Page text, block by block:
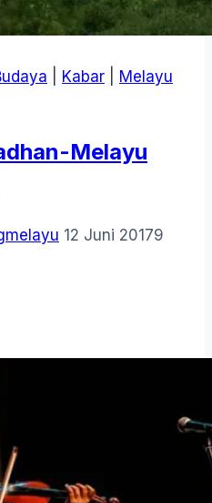
Kabar
Melayu
Melayu
12 Juni 20179